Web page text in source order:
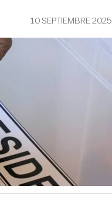
10 SEPTIEMBRE 2025